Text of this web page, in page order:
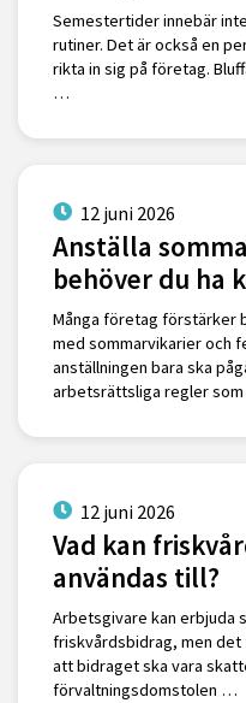
Semestertider innebär
rutiner. Det är också en
rikta in sig på företag.
…
12 juni 2026
Anställa
behöver du ha
Många företag förstärker
med sommarvikarier och
anställningen bara ska
arbetsrättsliga regler
12 juni 2026
Vad kan
användas till?
Arbetsgivare kan erbjuda
friskvårdsbidrag, men det
att bidraget ska vara
förvaltningsdomstolen …